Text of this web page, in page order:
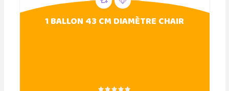
1 BALLON 43 CM DIAMÈTRE CHAIR